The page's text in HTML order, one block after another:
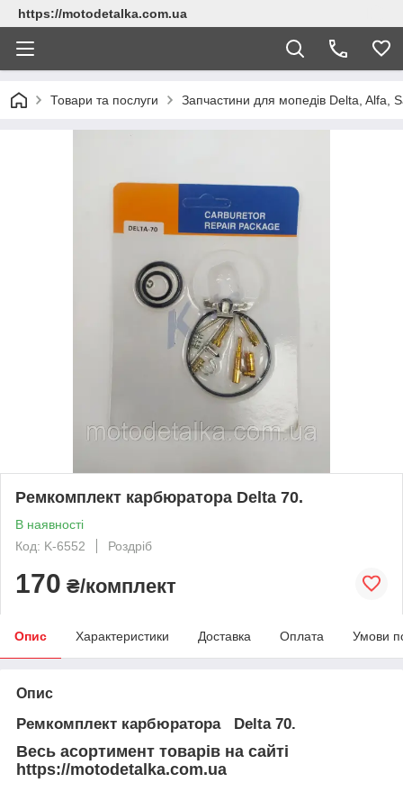
https://motodetalka.com.ua
Товари та послуги Запчастини для мопедів Delta, Alfa,
Ремкомплект карбюратора Delta 70.
В наявності
Код: K-6552
Роздріб
170 ₴/комплект
Опис Характеристики Доставка Оплата Умови
Опис
Ремкомплект карбюратора Delta 70.
Весь асортимент товарів на сайті
https://motodetalka.com.ua